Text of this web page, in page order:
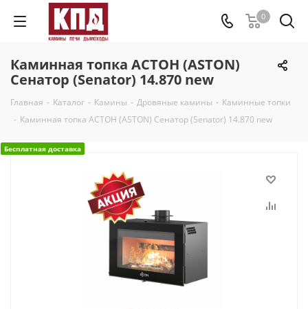
0
Каминная топка АСТОН (ASTON)
Сенатор (Senator) 14.870 new
Главная - Каталог - Камины - Дровяные камины - Каминные топки
- Каминная топка АСТОН (ASTON) Сенатор (Senator) 14.870 new
Бесплатная доставка